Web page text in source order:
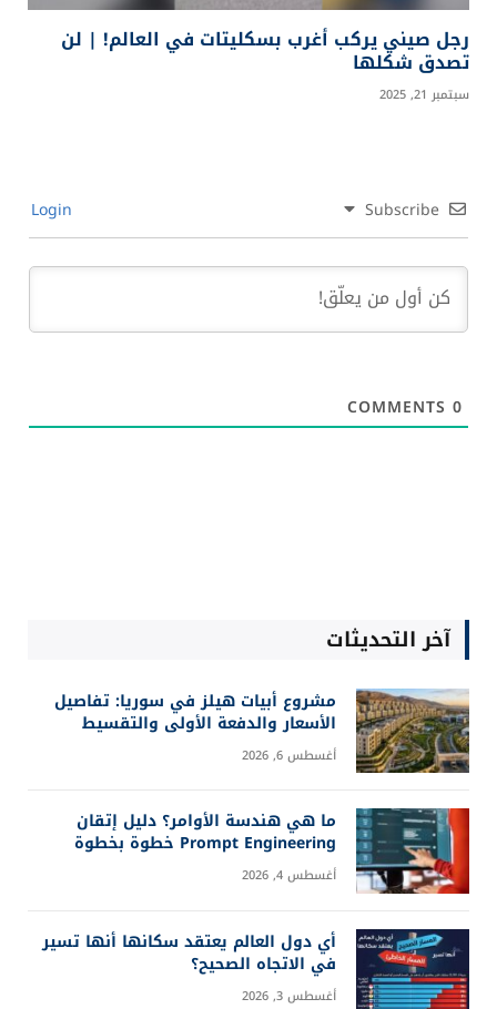
رجل صيني يركب أغرب بسكليتات في العالم! | لن
تصدق شكلها
سبتمبر 21, 2025
Subscribe
0
آخر التحديثات
مشروع أبيات هيلز في سوريا: تفاصيل
الأسعار والدفعة الأولى والتقسيط
أغسطس 6, 2026
ما هي هندسة الأوامر؟ دليل إتقان
Prompt Engineering خطوة بخطوة
أغسطس 4, 2026
أي دول العالم يعتقد سكانها أنها تسير
في الاتجاه الصحيح؟
أغسطس 3, 2026